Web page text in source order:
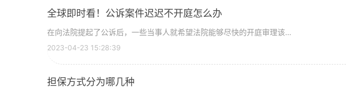
全球即时看！公诉案件迟迟不开庭怎么办
在向法院提起了公诉后，一些当事人就希望法院能够尽快的开庭审理该...
2023-04-23 15:28:39
担保方式分为哪几种